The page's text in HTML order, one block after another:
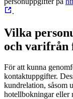
.
Vilka
och varifrån
För att kunna
kontaktuppgifter.
kundrelation, såsom
hotellbokningar eller